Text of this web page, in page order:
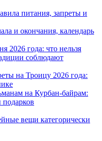
питания, запреты и
и окончания, календарь
2026 года: что нельзя
соблюдают
на Троицу 2026 года:
на Курбан-байрам:
вещи категорически